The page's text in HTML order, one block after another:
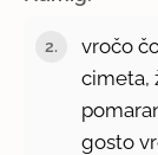
vročo
cimeta,
gosto